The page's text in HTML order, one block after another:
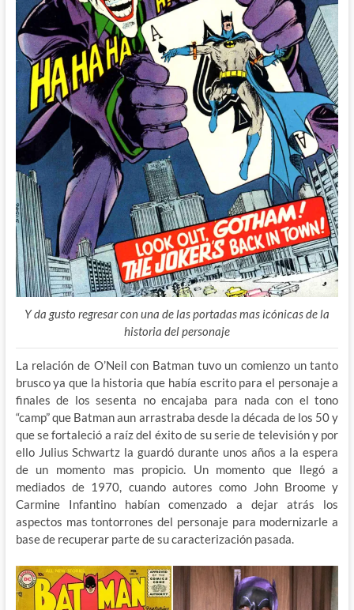
Y da gusto regresar con una de las portadas mas icónicas de la
historia del personaje
La relación de O’Neil con Batman tuvo un comienzo un tanto
brusco ya que la historia que había escrito para el personaje a
finales de los sesenta no encajaba para nada con el tono
“camp” que Batman aun arrastraba desde la década de los 50 y
que se fortaleció a raíz del éxito de su serie de televisión y por
ello Julius Schwartz la guardó durante unos años a la espera
de un momento mas propicio. Un momento que llegó a
mediados de 1970, cuando autores como John Broome y
Carmine Infantino habían comenzado a dejar atrás los
aspectos mas tontorrones del personaje para modernizarle a
base de recuperar parte de su caracterización pasada.